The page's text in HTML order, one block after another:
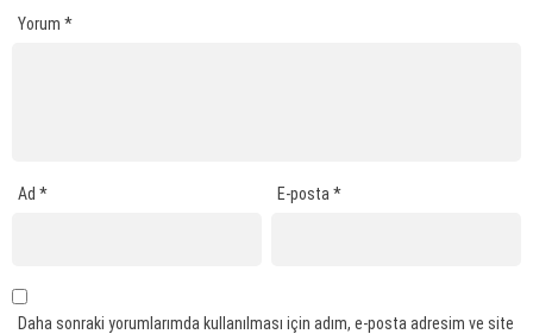
Yorum *
Ad * E-posta*
Daha sonraki yorumlarımda kullanılması için adım, e-posta adresim ve site